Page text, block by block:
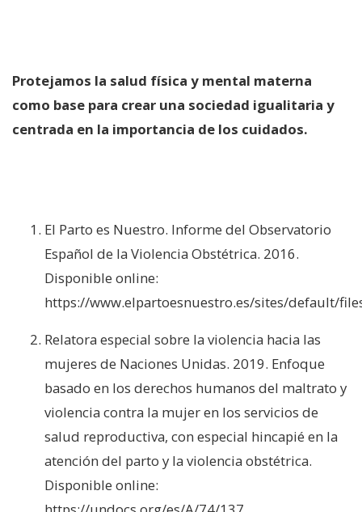
Protejamos la salud física y mental materna
como base para crear una sociedad igualitaria y
centrada en la importancia de los cuidados.
El Parto es Nuestro. Informe del Observatorio
Español de la Violencia Obstétrica. 2016.
Disponible online:
https://www.elpartoesnuestro.es/sites/default/
Relatora especial sobre la violencia hacia las
mujeres de Naciones Unidas. 2019. Enfoque
basado en los derechos humanos del maltrato y
violencia contra la mujer en los servicios de
salud reproductiva, con especial hincapié en la
atención del parto y la violencia obstétrica.
Disponible online: